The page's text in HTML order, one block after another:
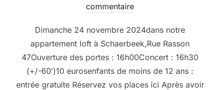
le
commentaire
Dimanche 24 novembre 2024dans notre
appartement loft à Schaerbeek,Rue Rasson
47Ouverture des portes : 16h00Concert : 16h30
(+/-60′)10 eurosenfants de moins de 12 ans :
entrée gratuite Réservez vos places ici Après avoir